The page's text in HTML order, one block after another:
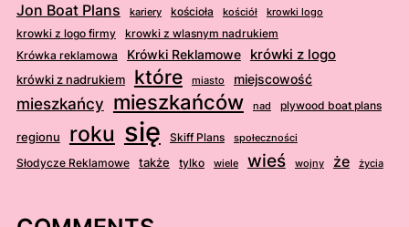
Jon Boat Plans kariery kościoła kościół krowki logo
krowki z logo firmy
krowki z wlasnym nadrukiem
Krówka reklamowa
Krówki Reklamowe krówki z logo
krówki z nadrukiem które miasto miejscowość
mieszkańcy mieszkańców nad plywood boat plans
regionu roku się Skiff Plans społeczności
Słodycze Reklamowe także tylko wiele wieś wojny że życia